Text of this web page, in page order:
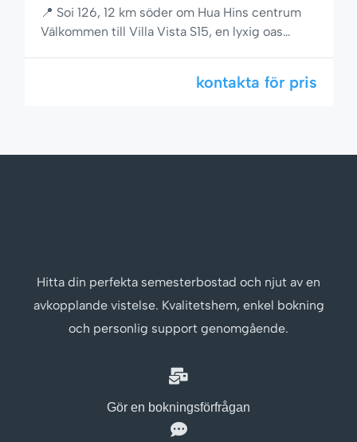
📍 Soi 126, 12 km söder om Hua Hins centrum
Välkommen till Villa Vista S15, en lyxig oas
naturens skönhet. Denna vackert designade
kontakta för pris
Hitta din perfekta semesterbostad och njut av en
avkopplande vistelse. Kvalitetshem, enkel bokning
och personlig support genomgående.
Gör en bokningsförfrågan